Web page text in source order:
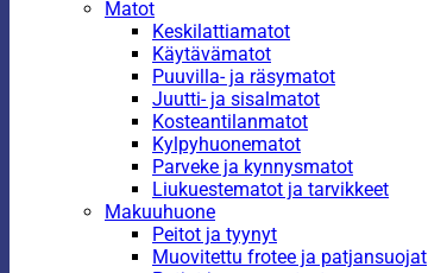
Matot
Keskilattiamatot
Käytävämatot
Puuvilla- ja räsymatot
Juutti- ja sisalmatot
Kosteantilanmatot
Kylpyhuonematot
Parveke ja kynnysmatot
Liukuestematot ja tarvikkeet
Makuuhuone
Peitot ja tyynyt
Muovitettu frotee ja patjansuojat